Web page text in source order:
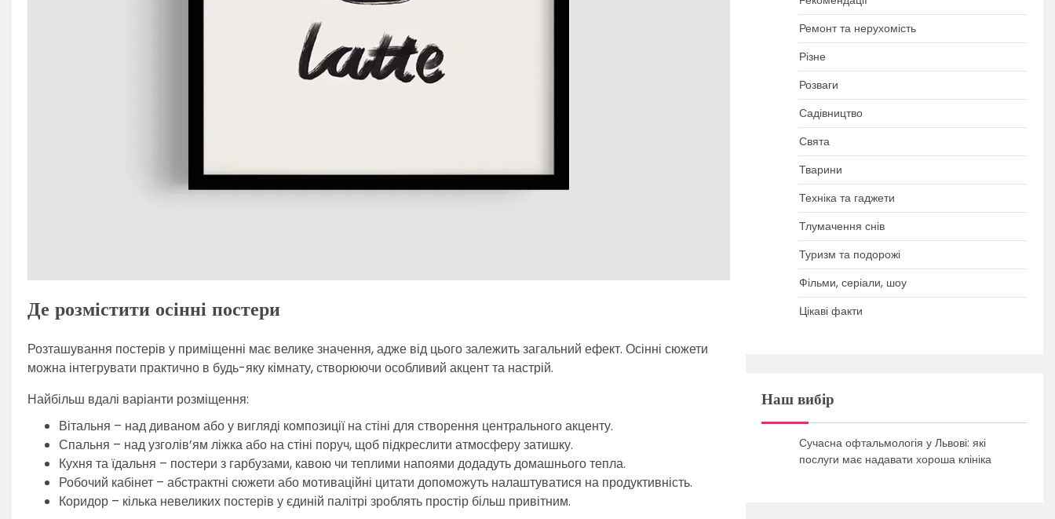
Де розмістити осінні постери
Розташування постерів у приміщенні має велике значення, адже від цього залежить загальний ефект. Осінні сюжети
можна інтегрувати практично в будь-яку кімнату, створюючи особливий акцент та настрій.
Найбільш вдалі варіанти розміщення:
Вітальня – над диваном або у вигляді композиції на стіні для створення центрального акценту.
Спальня – над узголів’ям ліжка або на стіні поруч, щоб підкреслити атмосферу затишку.
Кухня та їдальня – постери з гарбузами, кавою чи теплими напоями додадуть домашнього тепла.
Робочий кабінет – абстрактні сюжети або мотиваційні цитати допоможуть налаштуватися на продуктивність.
Коридор – кілька невеликих постерів у єдиній палітрі зроблять простір більш привітним.
Ремонт та нерухомість
Різне
Розваги
Садівництво
Свята
Тварини
Техніка та гаджети
Тлумачення снів
Туризм та подорожі
Фільми, серіали, шоу
Цікаві факти
Наш вибір
Сучасна офтальмологія у Львові: які
послуги має надавати хороша клініка